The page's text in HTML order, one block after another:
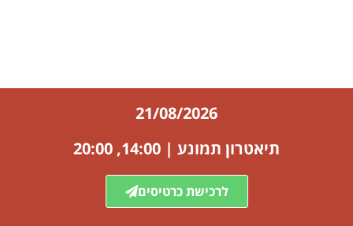
21/08/2026
תיאטרון תמונע | 14:00, 20:00
לרכישת כרטיסים